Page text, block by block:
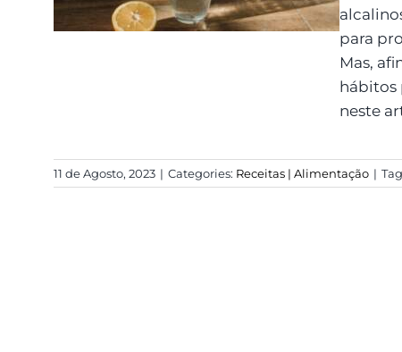
para
Mas,
hábitos
neste
11 de Agosto, 2023 | Categories: Receitas | Alimentação |